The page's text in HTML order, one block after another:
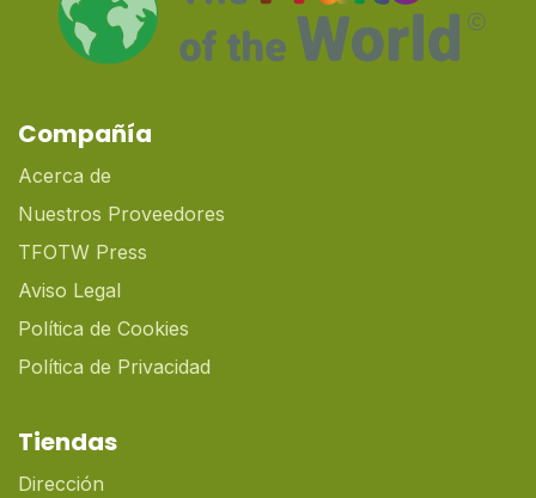
Compañía
Acerca de
Nuestros Proveedores
TFOTW Press
Aviso Legal
Política de Cookies
Política de Privacidad
Tiendas
Dirección